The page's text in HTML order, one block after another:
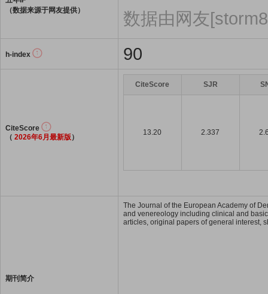
（数据来源于网友提供）
数据由网友
h-index 90
CiteScore
（ 2026年6月最新版）
CiteScore SJR
13.20 2.337
期刊简介
The Journal of the European Academy of
and venereology including clinical and
articles, original papers of general interest,